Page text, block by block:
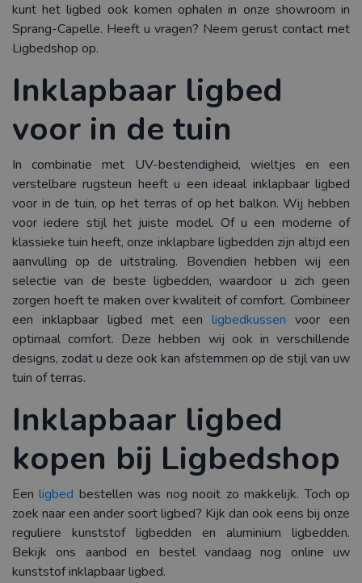
kunt het ligbed ook komen ophalen in onze showroom in
Sprang-Capelle. Heeft u vragen? Neem gerust contact met
Ligbedshop op.
Inklapbaar ligbed
voor in de tuin
In combinatie met UV-bestendigheid, wieltjes en een
verstelbare rugsteun heeft u een ideaal inklapbaar ligbed
voor in de tuin, op het terras of op het balkon. Wij hebben
voor iedere stijl het juiste model. Of u een moderne of
klassieke tuin heeft, onze inklapbare ligbedden zijn altijd een
aanvulling op de uitstraling. Bovendien hebben wij een
selectie van de beste ligbedden, waardoor u zich geen
zorgen hoeft te maken over kwaliteit of comfort. Combineer
een inklapbaar ligbed met eenligbedkussen voor een
optimaal comfort. Deze hebben wij ook in verschillende
designs, zodat u deze ook kan afstemmen op de stijl van uw
tuin of terras.
Inklapbaar ligbed
kopen bij Ligbedshop
Eenligbed bestellen was nog nooit zo makkelijk. Toch op
zoek naar een ander soort ligbed? Kijk dan ook eens bij onze
reguliere kunststof ligbedden en aluminium ligbedden.
Bekijk ons aanbod en bestel vandaag nog online uw
kunststof inklapbaar ligbed.